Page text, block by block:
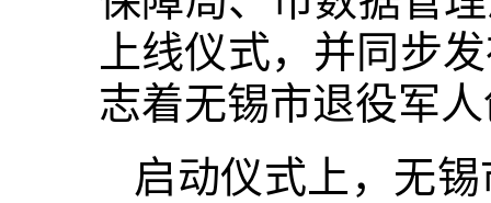
上线仪式，并同步
志着无锡市退役军
启动仪式上，无